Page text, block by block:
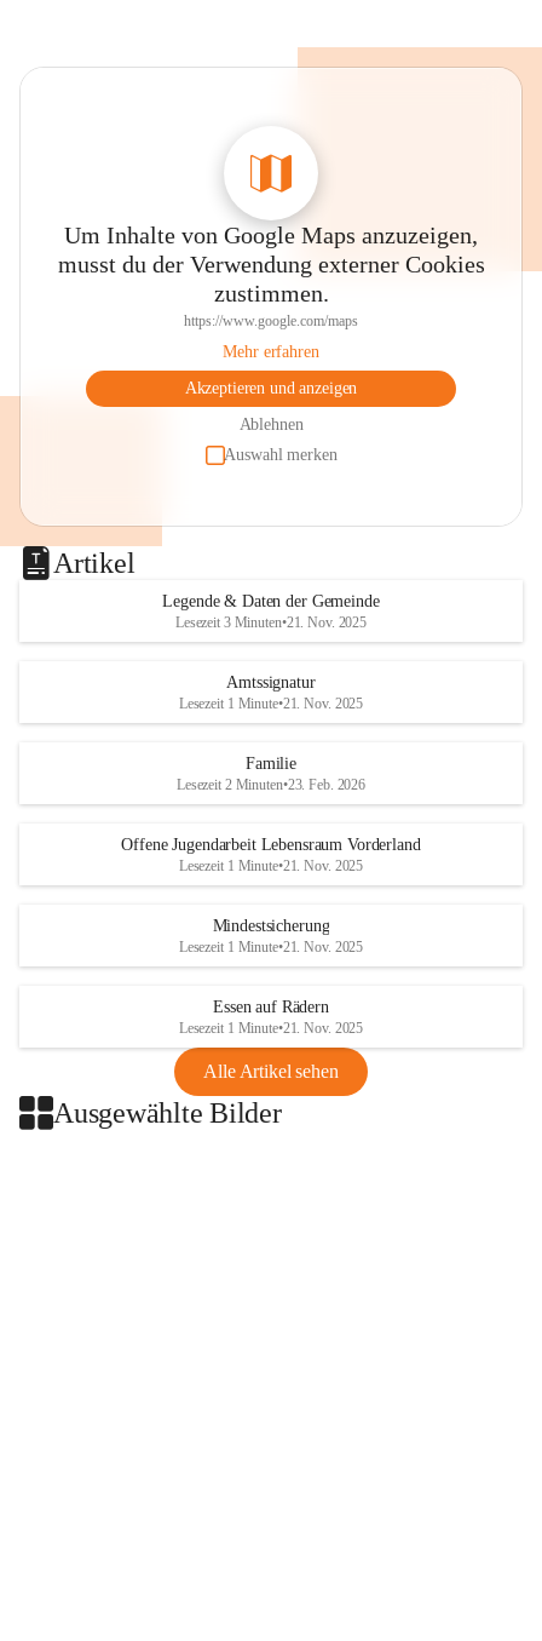
Um Inhalte von Google Maps anzuzeigen,
musst du der Verwendung externer Cookies
zustimmen.
https://www.google.com/maps
Mehr erfahren
Akzeptieren und anzeigen
Ablehnen
Auswahl merken
Artikel
Legende & Daten der Gemeinde
Lesezeit 3 Minuten•21. Nov. 2025
Amtssignatur
Lesezeit 1 Minute•21. Nov. 2025
Familie
Lesezeit 2 Minuten•23. Feb. 2026
Offene Jugendarbeit Lebensraum Vorderland
Lesezeit 1 Minute•21. Nov. 2025
Mindestsicherung
Lesezeit 1 Minute•21. Nov. 2025
Essen auf Rädern
Lesezeit 1 Minute•21. Nov. 2025
Alle Artikel sehen
Ausgewählte Bilder